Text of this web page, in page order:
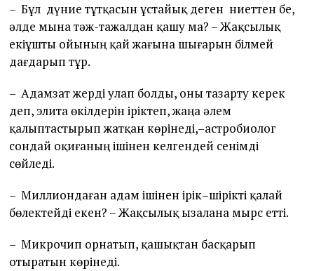
– Бұл дүние тұтқасын ұстайық деген ниеттен бе,
әлде мына тәж-тажалдан қашу ма? – Жақсылық
екіұшты ойының қай жағына шығарын білмей
дағдарып тұр.
– Адамзат жерді улап болды, оны тазарту керек
деп, элита өкілдерін іріктеп, жаңа әлем
қалыптастырып жатқан көрінеді,–астробиолог
сондай оқиғаның ішінен келгендей сенімді
сөйледі.
– Миллиондаған адам ішінен ірік–шірікті қалай
бөлектейді екен? – Жақсылық ызалана мырс етті.
– Микрочип орнатып, қашықтан басқарып
отыратын көрінеді.